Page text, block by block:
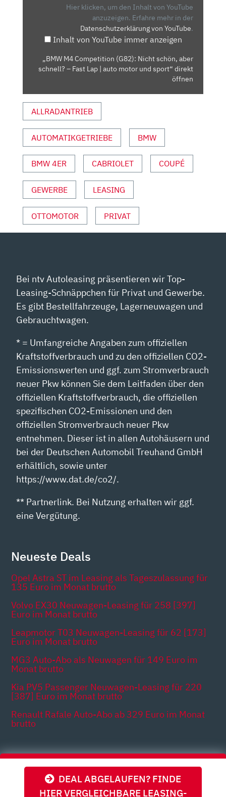
DEAL ABGELAUFEN? FINDE
HIER VERGLEICHBARE LEASING-
SCHNELL?
FAST
AUTO
MOTOR
UND
SPORT“
YOUTUBE
ANZEIGEN
Hier klicken, um den Inhalt von YouTube
anzuzeigen. Erfahre mehr in der
Datenschutzerklärung von YouTube.
Inhalt von YouTube immer anzeigen
„BMW M4 Competition (G82): Nicht schön, aber
schnell? – Fast Lap | auto motor und sport“ direkt
öffnen
ALLRADANTRIEB
AUTOMATIKGETRIEBE BMW
BMW 4ER CABRIOLET COUPÉ
GEWERBE LEASING
OTTOMOTOR PRIVAT
Bei ntv Autoleasing präsentieren wir Top-
Leasing-Schnäppchen für Privat und Gewerbe.
Es gibt Bestellfahrzeuge, Lagerneuwagen und
Gebrauchtwagen.
* = Umfangreiche Angaben zum offiziellen
Kraftstoffverbrauch und zu den offiziellen CO2-
Emissionswerten und ggf. zum Stromverbrauch
neuer Pkw können Sie dem Leitfaden über den
offiziellen Kraftstoffverbrauch, die offiziellen
spezifischen CO2-Emissionen und den
offiziellen Stromverbrauch neuer Pkw
entnehmen. Dieser ist in allen Autohäusern und
bei der Deutschen Automobil Treuhand GmbH
erhältlich, sowie unter
https://www.dat.de/co2/.
** Partnerlink. Bei Nutzung erhalten wir ggf.
eine Vergütung.
Neueste Deals
Opel Astra ST im Leasing als Tageszulassung für
135 Euro im Monat brutto
Volvo EX30 Neuwagen-Leasing für 258 [397]
Euro im Monat brutto
Leapmotor T03 Neuwagen-Leasing für 62 [173]
Euro im Monat brutto
MG3 Auto-Abo als Neuwagen für 149 Euro im
Monat brutto
Kia PV5 Passenger Neuwagen-Leasing für 220
[387] Euro im Monat brutto
Renault Rafale Auto-Abo ab 329 Euro im Monat
brutto